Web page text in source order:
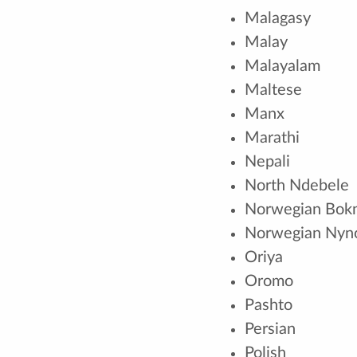
Malagasy
Malay
Malayalam
Maltese
Manx
Marathi
Nepali
North Ndebele
Norwegian
Norwegian
Oriya
Oromo
Pashto
Persian
Polish